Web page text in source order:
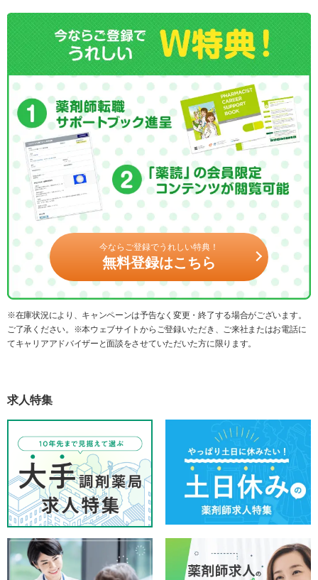
今ならご登録でうれしい特典！
無料登録はこちら
※在庫状況により、キャンペーンは予告なく変更・終了する場合がございます。
ご了承ください。※本ウェブサイトからご登録いただき、ご来社またはお電話に
てキャリアアドバイザーと面談をさせていただいた方に限ります。
求人特集